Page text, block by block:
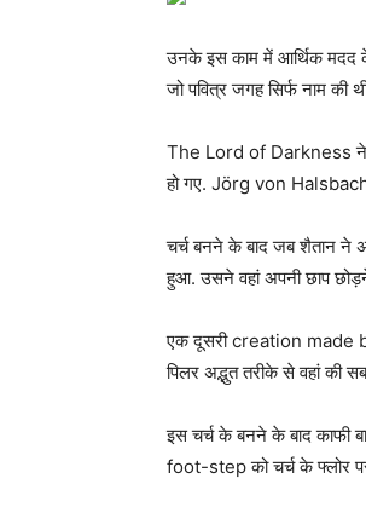
उनके इस काम में आर्थिक मदद
जो पवित्र जगह सिर्फ नाम की
The Lord of Darkness ने
हो गए. Jörg von
चर्च बनने के बाद जब शैतान ने
हुआ. उसने वहां अपनी छाप
एक दूसरी creation made
पिलर अद्भुत तरीके से वहां की
इस चर्च के बनने के बाद काफी
foot-step को चर्च के फ्लोर